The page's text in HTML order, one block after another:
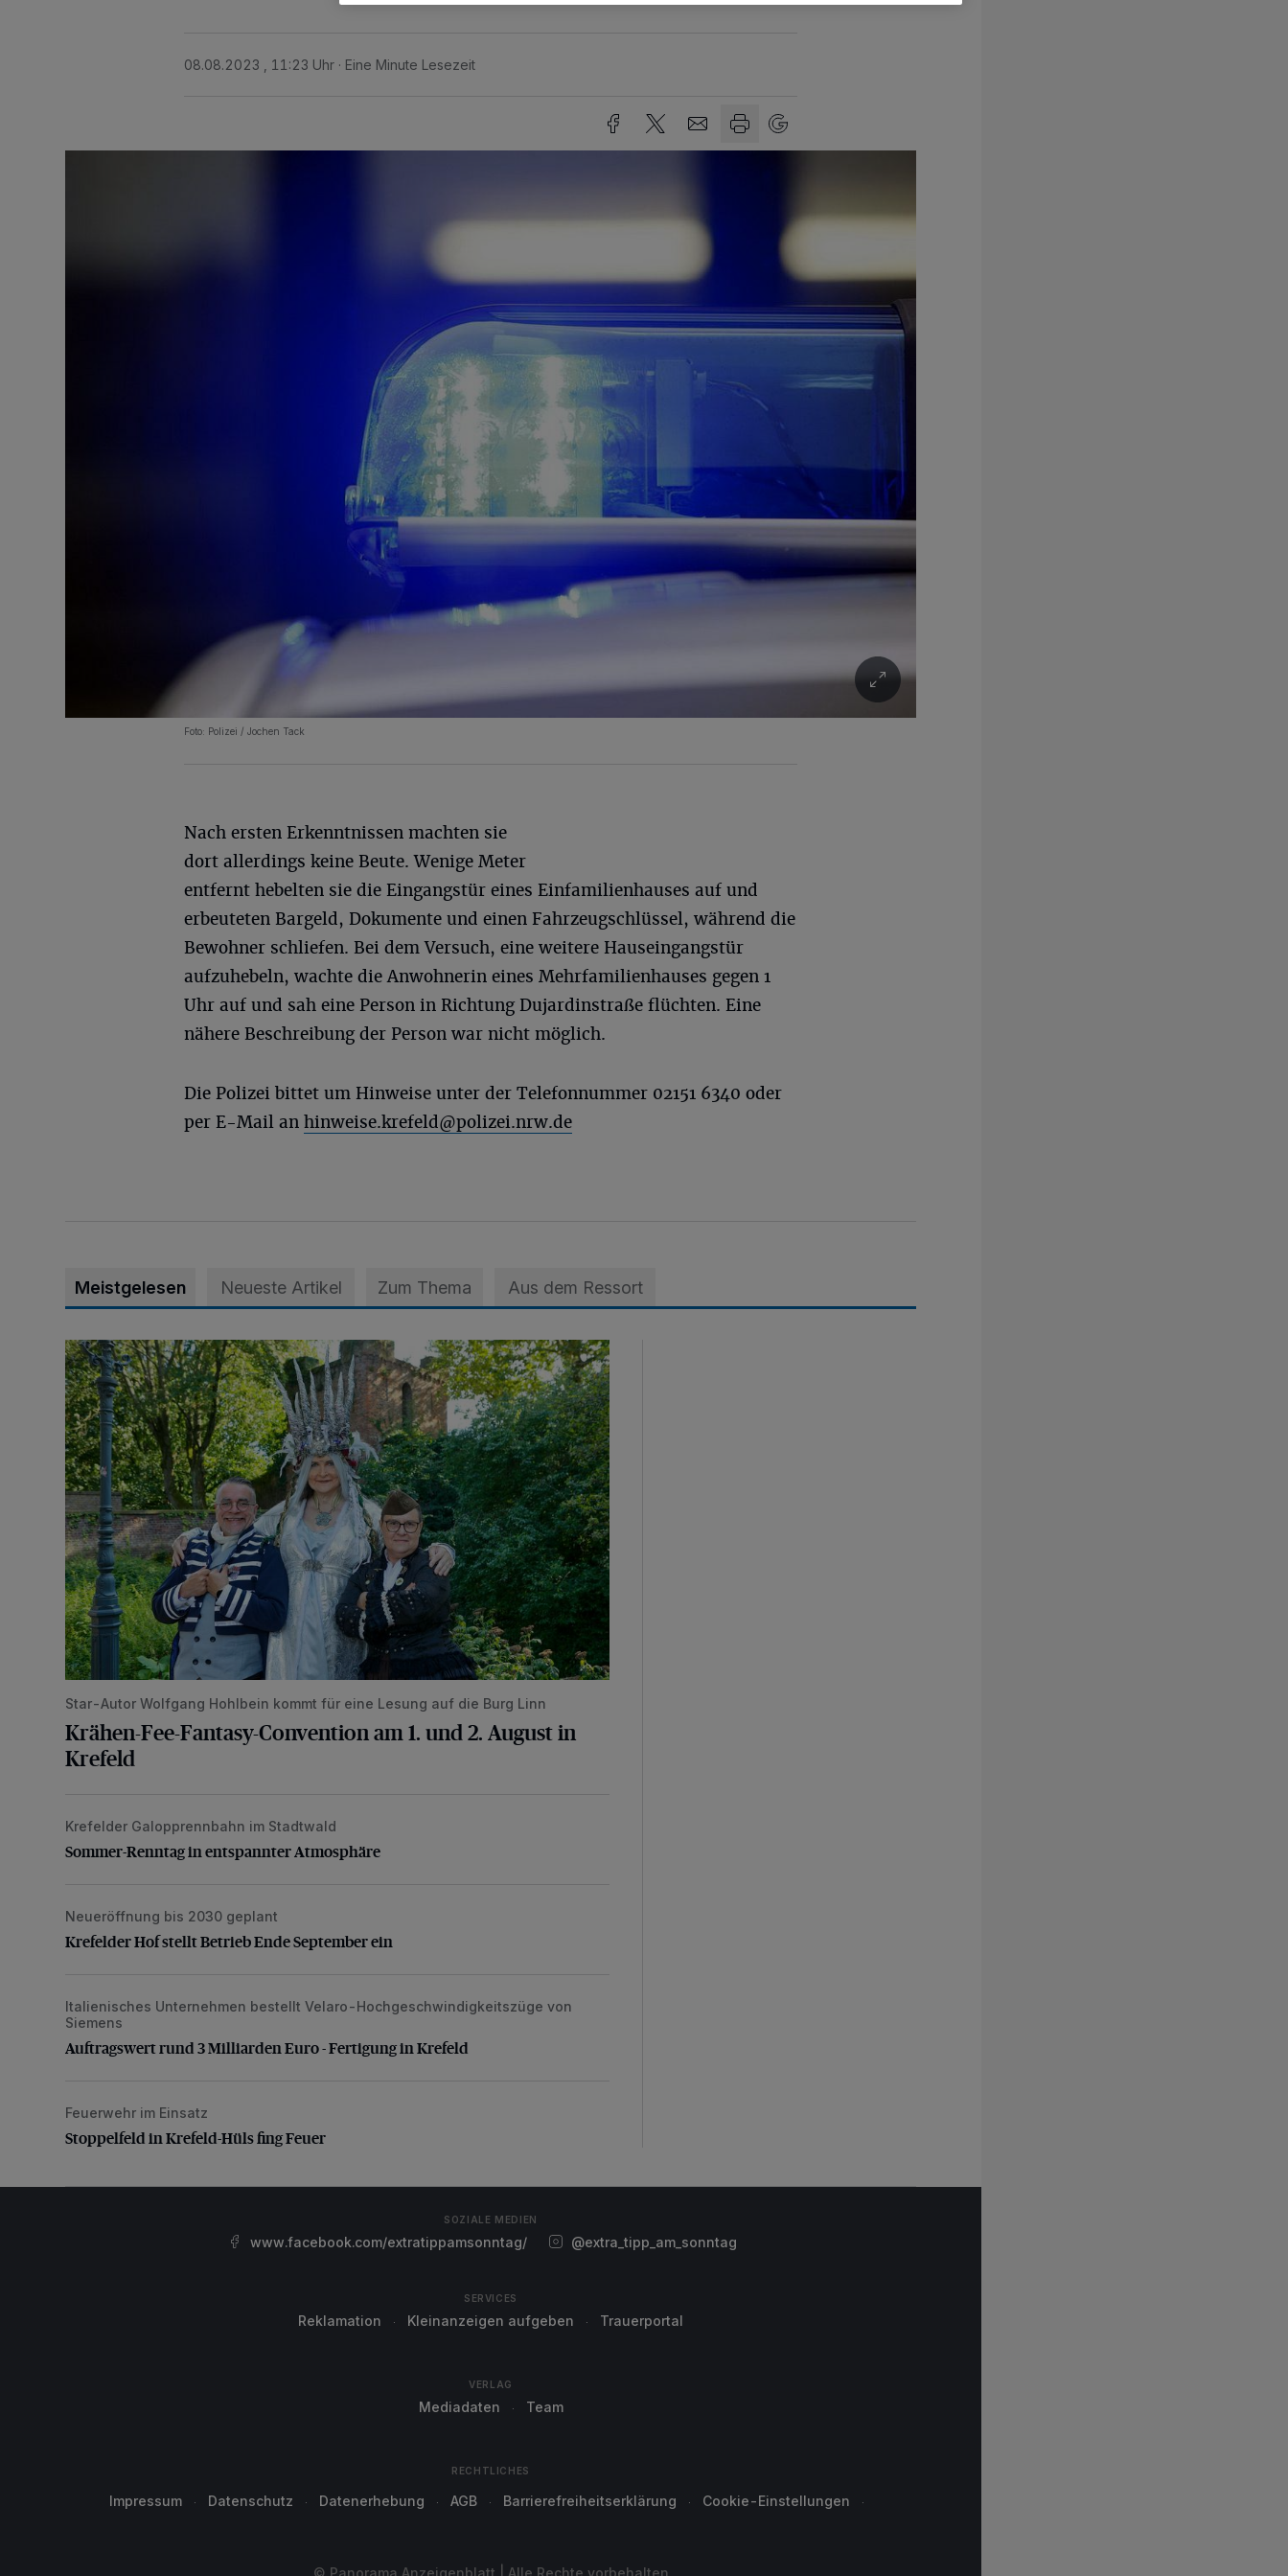
08.08.2023 , 11:23 Uhr Eine Minute Lesezeit
Foto: Polizei / Jochen Tack
Nach ersten Erkenntnissen machten sie
dort allerdings keine Beute. Wenige Meter
entfernt hebelten sie die Eingangstür eines Einfamilienhauses auf und
erbeuteten Bargeld, Dokumente und einen Fahrzeugschlüssel, während die
Bewohner schliefen. Bei dem Versuch, eine weitere Hauseingangstür
aufzuhebeln, wachte die Anwohnerin eines Mehrfamilienhauses gegen 1
Uhr auf und sah eine Person in Richtung Dujardinstraße flüchten. Eine
nähere Beschreibung der Person war nicht möglich.
Die Polizei bittet um Hinweise unter der Telefonnummer 02151 6340 oder
per E-Mail an hinweise.krefeld@polizei.nrw.de
Meistgelesen Neueste Artikel Zum Thema Aus dem Ressort
Krähen-Fee-Fantasy-Convention am 1. und 2. August in Krefeld
Star-Autor Wolfgang Hohlbein kommt für eine Lesung auf die Burg Linn
Krähen-Fee-Fantasy-Convention am 1. und 2. August in
Krefeld
Sommer-Renntag in entspannter Atmosphäre
Krefelder Galopprennbahn im Stadtwald
Sommer-Renntag in entspannter Atmosphäre
Krefelder Hof stellt Betrieb Ende September ein
Neueröffnung bis 2030 geplant
Krefelder Hof stellt Betrieb Ende September ein
Auftragswert rund 3 Milliarden Euro - Fertigung in Krefeld
Italienisches Unternehmen bestellt Velaro-Hochgeschwindigkeitszüge von
Siemens
Auftragswert rund 3 Milliarden Euro - Fertigung in Krefeld
Stoppelfeld in Krefeld-Hüls fing Feuer
Feuerwehr im Einsatz
Stoppelfeld in Krefeld-Hüls fing Feuer
SOZIALE MEDIEN
www.facebook.com/extratippamsonntag/ @extra_tipp_am_sonntag
SERVICES
Reklamation Kleinanzeigen aufgeben Trauerportal
VERLAG
Mediadaten Team
RECHTLICHES
Impressum Datenschutz Datenerhebung AGB Barrierefreiheitserklärung Cookie-Einstellungen